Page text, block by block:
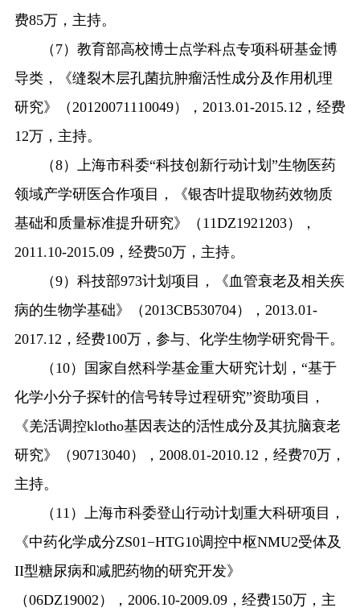
费85万，主持。
（ 7）教育部高校博士点学科点专项科研基金博
导类，《缝裂木层孔菌抗肿瘤活性成分及作用机理
研究》（ 20120071110049）， 2013.01-2015.12 ，经费
12万，主持。
（8）上海市科委“科技创新行动计划 ”生物医药
领域产学研医合作项目，《银杏叶提取物药效物质
基础和质量标准提升研究》（ 11DZ1921203），
2011.10-2015.09，经费50万，主持。
（9）科技部973计划项目，《血管衰老及相关疾
病的生物学基础》（ 2013CB530704）， 2013.01-
2017.12 ，经费100万，参与、化学生物学研究骨干。
（ 10）国家自然科学基金重大研究计划， “基于
化学小分子探针的信号转导过程研究”资助项目，
《羌活调控klotho基因表达的活性成分及其抗脑衰老
研究》（90713040）， 2008.01-2010.12 ，经费70万，
主持。
（ 11 ）上海市科委登山行动计划重大科研项目，
《中药化学成分ZS01−HTG10调控中枢NMU2受体及
II型糖尿病和减肥药物的研究开发》
（06DZ19002 ）， 2006.10-2009.09，经费150万，主